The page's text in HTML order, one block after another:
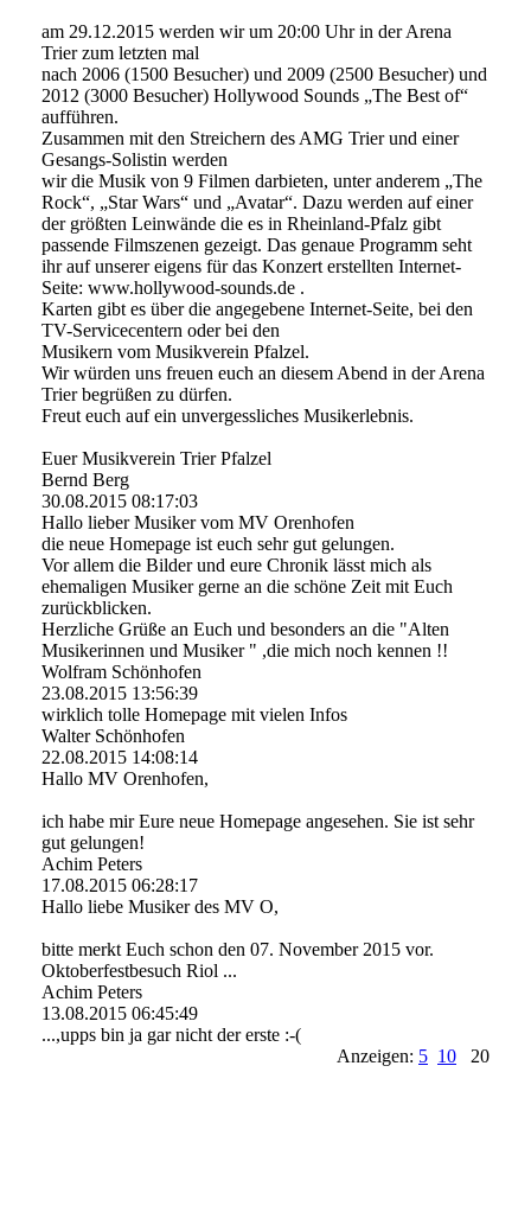
am 29.12.2015 werden wir um 20:00 Uhr in der Arena
Trier zum letzten mal
nach 2006 (1500 Besucher) und 2009 (2500 Besucher) und
2012 (3000 Besucher) Hollywood Sounds „The Best of“
aufführen.
Zusammen mit den Streichern des AMG Trier und einer
Gesangs-Solistin werden
wir die Musik von 9 Filmen darbieten, unter anderem „The
Rock“, „Star Wars“ und „Avatar“. Dazu werden auf einer
der größten Leinwände die es in Rheinland-Pfalz gibt
passende Filmszenen gezeigt. Das genaue Programm seht
ihr auf unserer eigens für das Konzert erstellten Internet-
Seite: www.hollywood-sounds.de .
Karten gibt es über die angegebene Internet-Seite, bei den
TV-Servicecentern oder bei den
Musikern vom Musikverein Pfalzel.
Wir würden uns freuen euch an diesem Abend in der Arena
Trier begrüßen zu dürfen.
Freut euch auf ein unvergessliches Musikerlebnis.
Euer Musikverein Trier Pfalzel
Bernd Berg
30.08.2015 08:17:03
Hallo lieber Musiker vom MV Orenhofen
die neue Homepage ist euch sehr gut gelungen.
Vor allem die Bilder und eure Chronik lässt mich als
ehemaligen Musiker gerne an die schöne Zeit mit Euch
zurückblicken.
Herzliche Grüße an Euch und besonders an die "Alten
Musikerinnen und Musiker " ,die mich noch kennen !!
Wolfram Schönhofen
23.08.2015 13:56:39
wirklich tolle Homepage mit vielen Infos
Walter Schönhofen
22.08.2015 14:08:14
Hallo MV Orenhofen,
ich habe mir Eure neue Homepage angesehen. Sie ist sehr
gut gelungen!
Achim Peters
17.08.2015 06:28:17
Hallo liebe Musiker des MV O,
bitte merkt Euch schon den 07. November 2015 vor.
Oktoberfestbesuch Riol ...
Achim Peters
13.08.2015 06:45:49
...,upps bin ja gar nicht der erste :-(
Anzeigen: 5 10 20